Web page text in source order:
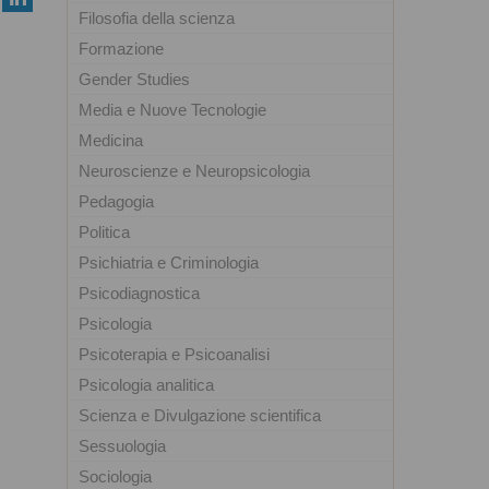
Filosofia della scienza
Formazione
Gender Studies
Media e Nuove Tecnologie
Medicina
Neuroscienze e Neuropsicologia
Pedagogia
Politica
Psichiatria e Criminologia
Psicodiagnostica
Psicologia
Psicoterapia e Psicoanalisi
Psicologia analitica
Scienza e Divulgazione scientifica
Sessuologia
Sociologia